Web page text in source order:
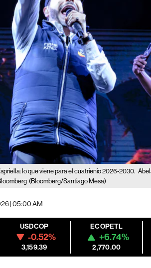
lo que viene para el cuatrienio 2026-2030.
(Bloomberg/Santiago Mesa)
| 05:00 AM
USDCOP
-0.52%
3,159.39
ECOPETL
+6.74%
2,770.00